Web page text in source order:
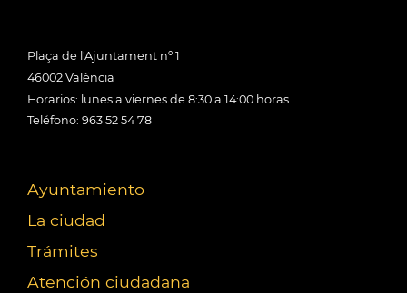
Plaça de l'Ajuntament nº 1
46002 València
Horarios: lunes a viernes de 8:30 a 14:00 horas
Teléfono: 963 52 54 78
Ayuntamiento
La ciudad
Trámites
Atención ciudadana